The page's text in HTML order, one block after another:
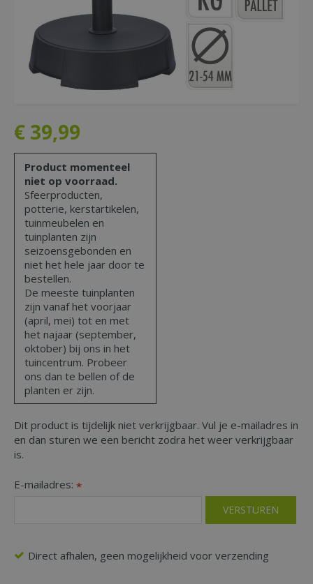
€ 39,99
Product momenteel
niet op voorraad.
Sfeerproducten,
potterie, kerstartikelen,
tuinmeubelen en
tuinplanten zijn
seizoensgebonden en
niet het hele jaar door te
bestellen.
De meeste tuinplanten
zijn vanaf het voorjaar
(april, mei) tot en met
het najaar (september,
oktober) bij ons in het
tuincentrum. Probeer
ons dan te bellen of de
planten er zijn.
Dit product is tijdelijk niet verkrijgbaar. Vul je e-mailadres in
en dan sturen we een bericht zodra het weer verkrijgbaar
is.
E-mailadres: *
Direct afhalen, geen mogelijkheid voor verzending